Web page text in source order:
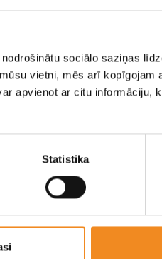
sociālo saziņas
vietni, mēs arī kopīgojam
apvienot ar citu informāciju,
Statistika